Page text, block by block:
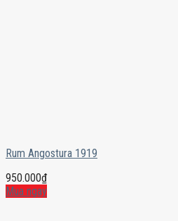
Rum Angostura 1919
950.000₫
Mua ngay